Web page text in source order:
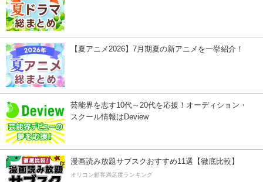
【夏アニメ2026】7月期夏の新アニメを一挙紹介！
芸能界を志す10代～20代を応援！オーディション・
スクール情報はDeview
漫画読み放題サブスクおすすめ11選【徹底比較】
オリコン顧客満足度ランキング